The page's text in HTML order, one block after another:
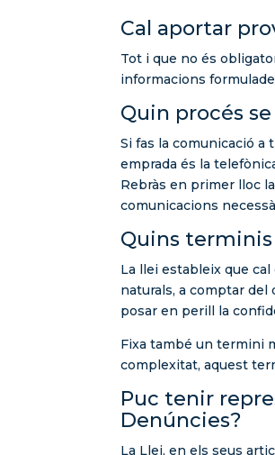
Cal aportar
Tot i que no és
informacions
Quin procés
Si fas la comunicació a
emprada és la
Rebràs en primer lloc
comunicacions
Quins terminis
La llei estableix que
naturals, a comptar del
posar en perill la
Fixa també un termini
complexitat, aquest
Puc tenir
Denúncies?
La Llei, en els seus